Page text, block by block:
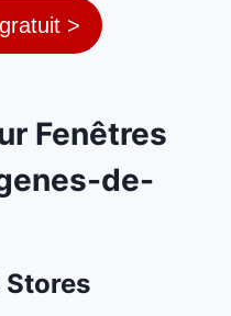
>
Fenêtres
de-